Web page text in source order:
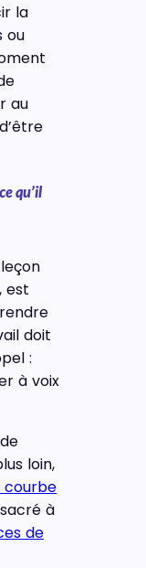
la
ou
au
qu’il
est
doit
:
à voix
loin,
courbe
à
de